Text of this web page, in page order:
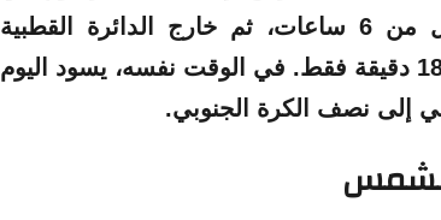
موسكو يستمر 7 ساعات، في سانت بطرسبرغ – أقل من 6 ساعات، ثم خارج الدائرة القطبية
. في الوقت نفسه، يسود اليوم
إلى نصف الكرة الجنوبي.
الشمس